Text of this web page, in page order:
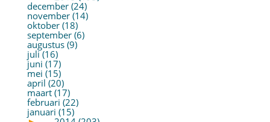
december (24)
november (14)
oktober (18)
september (6)
augustus (9)
juli (16)
juni (17)
mei (15)
april (20)
maart (17)
februari (22)
januari (15)